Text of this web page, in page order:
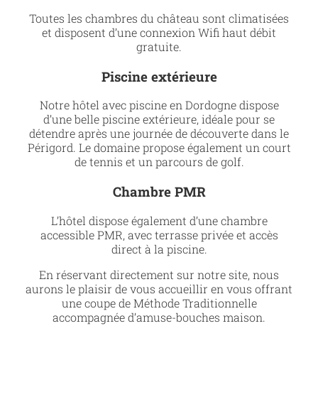
Toutes les chambres du château sont climatisées
et disposent d’une connexion Wifi haut débit
gratuite.
Piscine extérieure
Notre hôtel avec piscine en Dordogne dispose
d’une belle piscine extérieure, idéale pour se
détendre après une journée de découverte dans le
Périgord. Le domaine propose également un court
de tennis et un parcours de golf.
Chambre PMR
L’hôtel dispose également d’une chambre
accessible PMR, avec terrasse privée et accès
direct à la piscine.
En réservant directement sur notre site, nous
aurons le plaisir de vous accueillir en vous offrant
une coupe de Méthode Traditionnelle
accompagnée d’amuse-bouches maison.